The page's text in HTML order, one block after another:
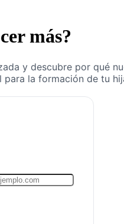
más?
y descubre por qué
para la formación de tu